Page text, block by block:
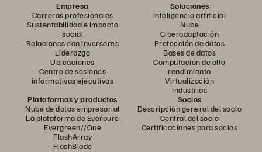
Empresa
Carreras profesionales
Sustentabilidad e impacto
social
Relaciones con inversores
Liderazgo
Ubicaciones
Centro de sesiones
informativas ejecutivas
Soluciones
Inteligencia artificial
Nube
Ciberadaptación
Protección de datos
Bases de datos
Computación de alto
rendimiento
Virtualización
Industrias
Plataformas y productos
Nube de datos empresarial
La plataforma de Everpure
Evergreen//One
FlashArray
FlashBlade
Socios
Descripción general del socio
Central del socio
Certificaciones para socios